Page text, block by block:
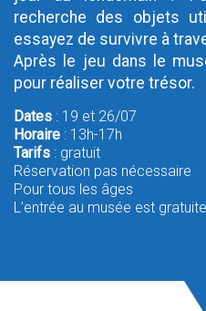
recherche des objets
essayez de survivre à
Après le jeu dans le
pour réaliser votre trésor.
Dates : 19 et 26/07
Horaire : 13h-17h
Tarifs : gratuit
Réservation pas nécessaire
Pour tous les âges
L’entrée au musée est